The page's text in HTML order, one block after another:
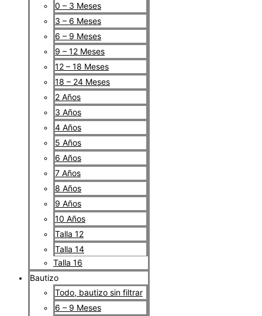
0 – 3 Meses
3 – 6 Meses
6 – 9 Meses
9 – 12 Meses
12 – 18 Meses
18 – 24 Meses
2 Años
3 Años
4 Años
5 Años
6 Años
7 Años
8 Años
9 Años
10 Años
Talla 12
Talla 14
Talla 16
Bautizo
Todo, bautizo sin filtrar
6 – 9 Meses